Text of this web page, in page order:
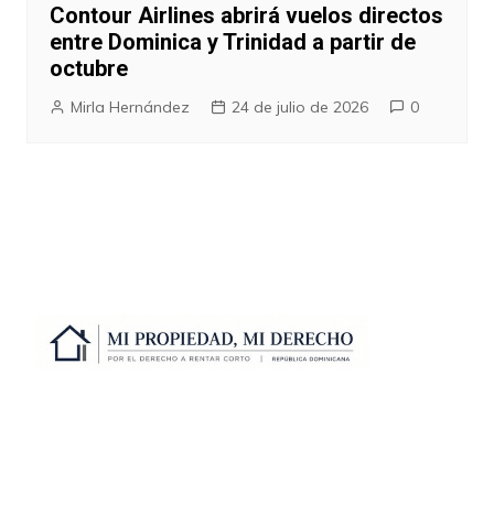
Contour Airlines abrirá vuelos directos
entre Dominica y Trinidad a partir de
octubre
Mirla Hernández 24 de julio de 2026 0